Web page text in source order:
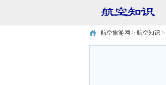
航空旅游网 > 航空知识 >